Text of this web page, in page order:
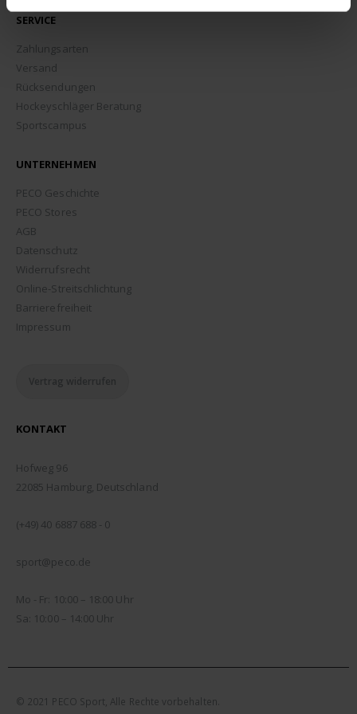
SERVICE
Zahlungsarten
Versand
Rücksendungen
Hockeyschläger Beratung
Sportscampus
UNTERNEHMEN
PECO Geschichte
PECO Stores
AGB
Datenschutz
Widerrufsrecht
Online-Streitschlichtung
Barrierefreiheit
Impressum
Vertrag widerrufen
KONTAKT
Hofweg 96
22085 Hamburg, Deutschland
(+49) 40 6887 688 - 0
sport@peco.de
Mo - Fr: 10:00 – 18:00 Uhr
Sa: 10:00 – 14:00 Uhr
© 2021 PECO Sport, Alle Rechte vorbehalten.